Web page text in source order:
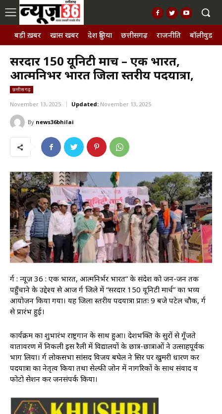
बड़ी ख़बर खास खबर देश दुनिया छत्तीसगढ़ राजनीति बॉलीवुड,
सरदार 150 यूनिटी मार्च – एक भारत,
आत्मनिर्भर भारत जिला स्तरीय पदयात्रा,
छत्तीसगढ़
November 13, 2025 Updated: November 13, 2025
By news36bhilai
दुर्ग : न्यूज़ 36 : एक भारत, आत्मनिर्भर भारत” के संदेश को जन-जन तक
पहुँचाने के उद्देश्य से आज दुर्ग जिले में “सरदार 150 यूनिटी मार्च” का भव्य
आयोजन किया गया। यह जिला स्तरीय पदयात्रा प्रातः 9 बजे पटेल चौक, दुर्ग
से प्रारंभ हुई।
कार्यक्रम का शुभारंभ राष्ट्रगान के साथ हुआ। देशभक्ति के सुरों से गूँजते
वातावरण में निकली इस रैली में विद्यालयों के छात्र-छात्राओं ने उत्साहपूर्वक
भाग लिया। दुर्ग लोकसभा सांसद विजय बघेल ने सिर पर खुमरी धारण कर
पदयात्रा का नेतृत्व किया तथा सेल्फी जोन में नागरिकों के साथ संवाद व
फोटो सेशन कर जनसंपर्क किया।